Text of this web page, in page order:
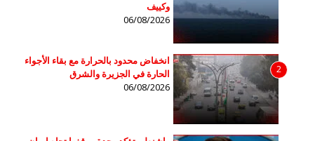
وكييف
06/08/2026
2
انخفاض محدود بالحرارة مع بقاء الأجواء
الحارة في الجزيرة والشرق
06/08/2026